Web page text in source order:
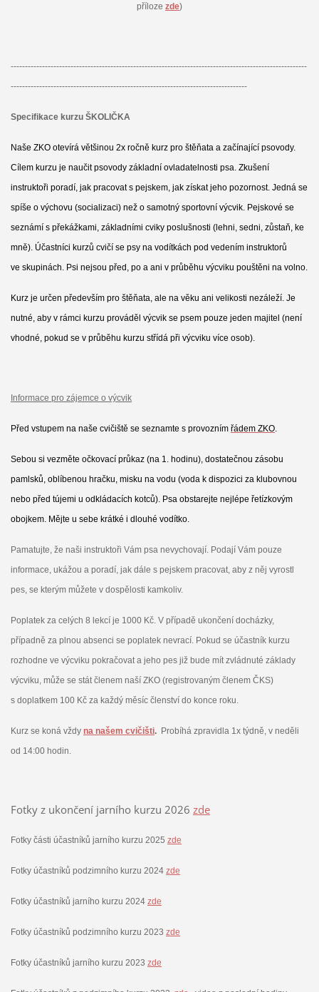
příloze zde)
--------------------------------------------------------------------------------------------------------
-----------------------------------------------------------------------------------
Specifikace kurzu ŠKOLIČKA
Naše ZKO otevírá většinou 2x ročně kurz pro štěňata a začínající psovody.
Cílem kurzu je naučit psovody základní ovladatelnosti psa. Zkušení
instruktoři poradí, jak pracovat s pejskem, jak získat jeho pozornost. Jedná se
spíše o výchovu (socializaci) než o samotný sportovní výcvik. Pejskové se
seznámí s překážkami, základními cviky poslušnosti (lehni, sedni, zůstaň, ke
mně). Účastníci kurzů cvičí se psy na vodítkách pod vedením instruktorů
ve skupinách. Psi nejsou před, po a ani v průběhu výcviku pouštěni na volno.
Kurz je určen především pro štěňata, ale na věku ani velikosti nezáleží. Je
nutné, aby v rámci kurzu prováděl výcvik se psem pouze jeden majitel (není
vhodné, pokud se v průběhu kurzu střídá při výcviku více osob).
Informace pro zájemce o výcvik
Před vstupem na naše cvičiště se seznamte s provozním řádem ZKO.
Sebou si vezměte očkovací průkaz (na 1. hodinu), dostatečnou zásobu
pamlsků, oblíbenou hračku, misku na vodu (voda k dispozici za klubovnou
nebo před tújemi u odkládacích kotců). Psa obstarejte nejlépe řetízkovým
obojkem. Mějte u sebe krátké i dlouhé vodítko.
Pamatujte, že naši instruktoři Vám psa nevychovají. Podají Vám pouze
informace, ukážou a poradí, jak dále s pejskem pracovat, aby z něj vyrostl
pes, se kterým můžete v dospělosti kamkoliv.
Poplatek za celých 8 lekcí je 1000 Kč. V případě ukončení docházky,
případně za plnou absenci se poplatek nevrací. Pokud se účastník kurzu
rozhodne ve výcviku pokračovat a jeho pes již bude mít zvládnuté základy
výcviku, může se stát členem naší ZKO (registrovaným členem ČKS)
s doplatkem 100 Kč za každý měsíc členství do konce roku.
Kurz se koná vždy na našem cvičišti. Probíhá zpravidla 1x týdně, v neděli
od 14:00 hodin.
Fotky z ukončení jarního kurzu 2026 zde
Fotky části účastníků jarního kurzu 2025 zde
Fotky účastníků podzimního kurzu 2024 zde
Fotky účastníků jarního kurzu 2024 zde
Fotky účastníků podzimního kurzu 2023 zde
Fotky účastníků jarního kurzu 2023 zde